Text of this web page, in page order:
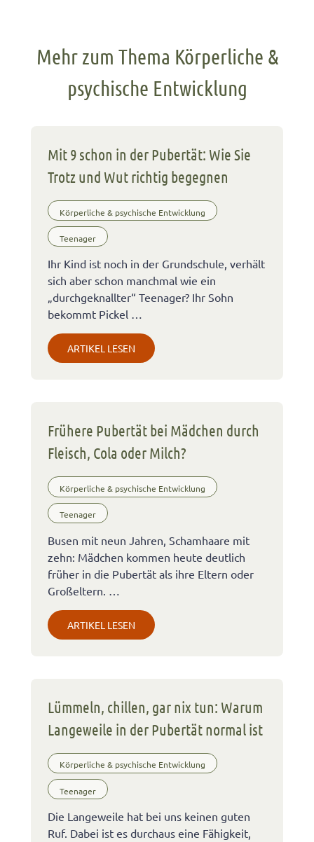
Mehr zum Thema Körperliche &
psychische Entwicklung
Mit 9 schon in der Pubertät: Wie Sie
Trotz und Wut richtig begegnen
Körperliche & psychische Entwicklung
Teenager
Ihr Kind ist noch in der Grundschule, verhält
sich aber schon manchmal wie ein
„durchgeknallter“ Teenager? Ihr Sohn
bekommt Pickel …
ARTIKEL LESEN
Frühere Pubertät bei Mädchen durch
Fleisch, Cola oder Milch?
Körperliche & psychische Entwicklung
Teenager
Busen mit neun Jahren, Schamhaare mit
zehn: Mädchen kommen heute deutlich
früher in die Pubertät als ihre Eltern oder
Großeltern. …
ARTIKEL LESEN
Lümmeln, chillen, gar nix tun: Warum
Langeweile in der Pubertät normal ist
Körperliche & psychische Entwicklung
Teenager
Die Langeweile hat bei uns keinen guten
Ruf. Dabei ist es durchaus eine Fähigkeit,